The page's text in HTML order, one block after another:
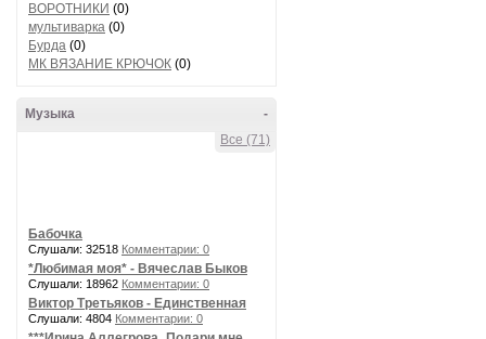
ВОРОТНИКИ (0)
мультиварка (0)
Бурда (0)
МК ВЯЗАНИЕ КРЮЧОК (0)
-
Музыка
Все (71)
Бабочка
Слушали: 32518 Комментарии: 0
*Любимая моя* - Вячеслав Быков
Слушали: 18962 Комментарии: 0
Виктор Третьяков - Единственная
Слушали: 4804 Комментарии: 0